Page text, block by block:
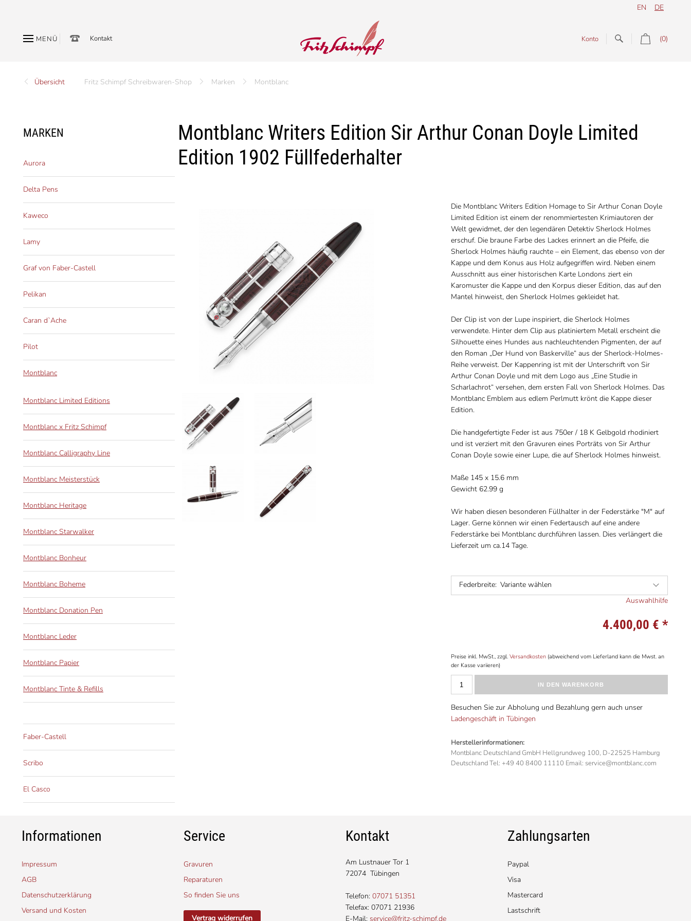
DE
EN
MENÜ Kontakt (0)
Konto
Übersicht Fritz Schimpf Schreibwaren-Shop Marken Montblanc
MARKEN
Aurora
Delta Pens
Kaweco
Lamy
Graf von Faber-Castell
Pelikan
Caran d`Ache
Pilot
Montblanc
Montblanc Limited Editions
Montblanc x Fritz Schimpf
Montblanc Calligraphy Line
Montblanc Meisterstück
Montblanc Heritage
Montblanc Starwalker
Montblanc Bonheur
Montblanc Boheme
Montblanc Donation Pen
Montblanc Leder
Montblanc Papier
Montblanc Tinte & Refills
Faber-Castell
Scribo
El Casco
Montblanc Writers Edition Sir Arthur Conan Doyle Limited
Edition 1902 Füllfederhalter
Die Montblanc Writers Edition Homage to Sir Arthur Conan Doyle
Limited Edition ist einem der renommiertesten Krimiautoren der
Welt gewidmet, der den legendären Detektiv Sherlock Holmes
erschuf. Die braune Farbe des Lackes erinnert an die Pfeife, die
Sherlock Holmes häufig rauchte – ein Element, das ebenso von der
Kappe und dem Konus aus Holz aufgegriffen wird. Neben einem
Ausschnitt aus einer historischen Karte Londons ziert ein
Karomuster die Kappe und den Korpus dieser Edition, das auf den
Mantel hinweist, den Sherlock Holmes gekleidet hat.
Der Clip ist von der Lupe inspiriert, die Sherlock Holmes
verwendete. Hinter dem Clip aus platiniertem Metall erscheint die
Silhouette eines Hundes aus nachleuchtenden Pigmenten, der auf
den Roman „Der Hund von Baskerville“ aus der Sherlock-Holmes-
Reihe verweist. Der Kappenring ist mit der Unterschrift von Sir
Arthur Conan Doyle und mit dem Logo aus „Eine Studie in
Scharlachrot“ versehen, dem ersten Fall von Sherlock Holmes. Das
Montblanc Emblem aus edlem Perlmutt krönt die Kappe dieser
Edition.
Die handgefertigte Feder ist aus 750er / 18 K Gelbgold rhodiniert
und ist verziert mit den Gravuren eines Porträts von Sir Arthur
Conan Doyle sowie einer Lupe, die auf Sherlock Holmes hinweist.
Maße 145 x 15.6 mm
Gewicht 62.99 g
Wir haben diesen besonderen Füllhalter in der Federstärke "M" auf
Lager. Gerne können wir einen Federtausch auf eine andere
Federstärke bei Montblanc durchführen lassen. Dies verlängert die
Lieferzeit um ca.14 Tage.
Federbreite: Variante wählen
Auswahlhilfe
4.400,00 € *
Preise inkl. MwSt., zzgl. Versandkosten(abweichend vom Lieferland kann die Mwst. an
der Kasse variieren)
IN DEN WARENKORB
Besuchen Sie zur Abholung und Bezahlung gern auch unser
Ladengeschäft in Tübingen
Herstellerinformationen:
Montblanc Deutschland GmbH Hellgrundweg 100, D-22525 Hamburg
Deutschland Tel: +49 40 8400 11110 Email: service@montblanc.com
Informationen
Impressum
AGB
Datenschutzerklärung
Versand und Kosten
Service
Gravuren
Reparaturen
So finden Sie uns
Vertrag widerrufen
Kontakt
Am Lustnauer Tor 1
72074 Tübingen
Telefon: 07071 51351
Telefax: 07071 21936
E-Mail: service@fritz-schimpf.de
Zahlungsarten
Paypal
Visa
Mastercard
Lastschrift